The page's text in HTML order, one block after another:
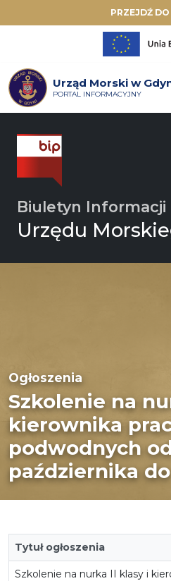
PRZEJDŹ DO
Urząd Morski w
PORTAL INFORMACYJNY
Biuletyn Informacji
Urzędu
Ogłoszenia
Szkolenie na
kierownika
podwodnych
października
Tytuł ogłoszenia
Szkolenie na nurka II klasy i